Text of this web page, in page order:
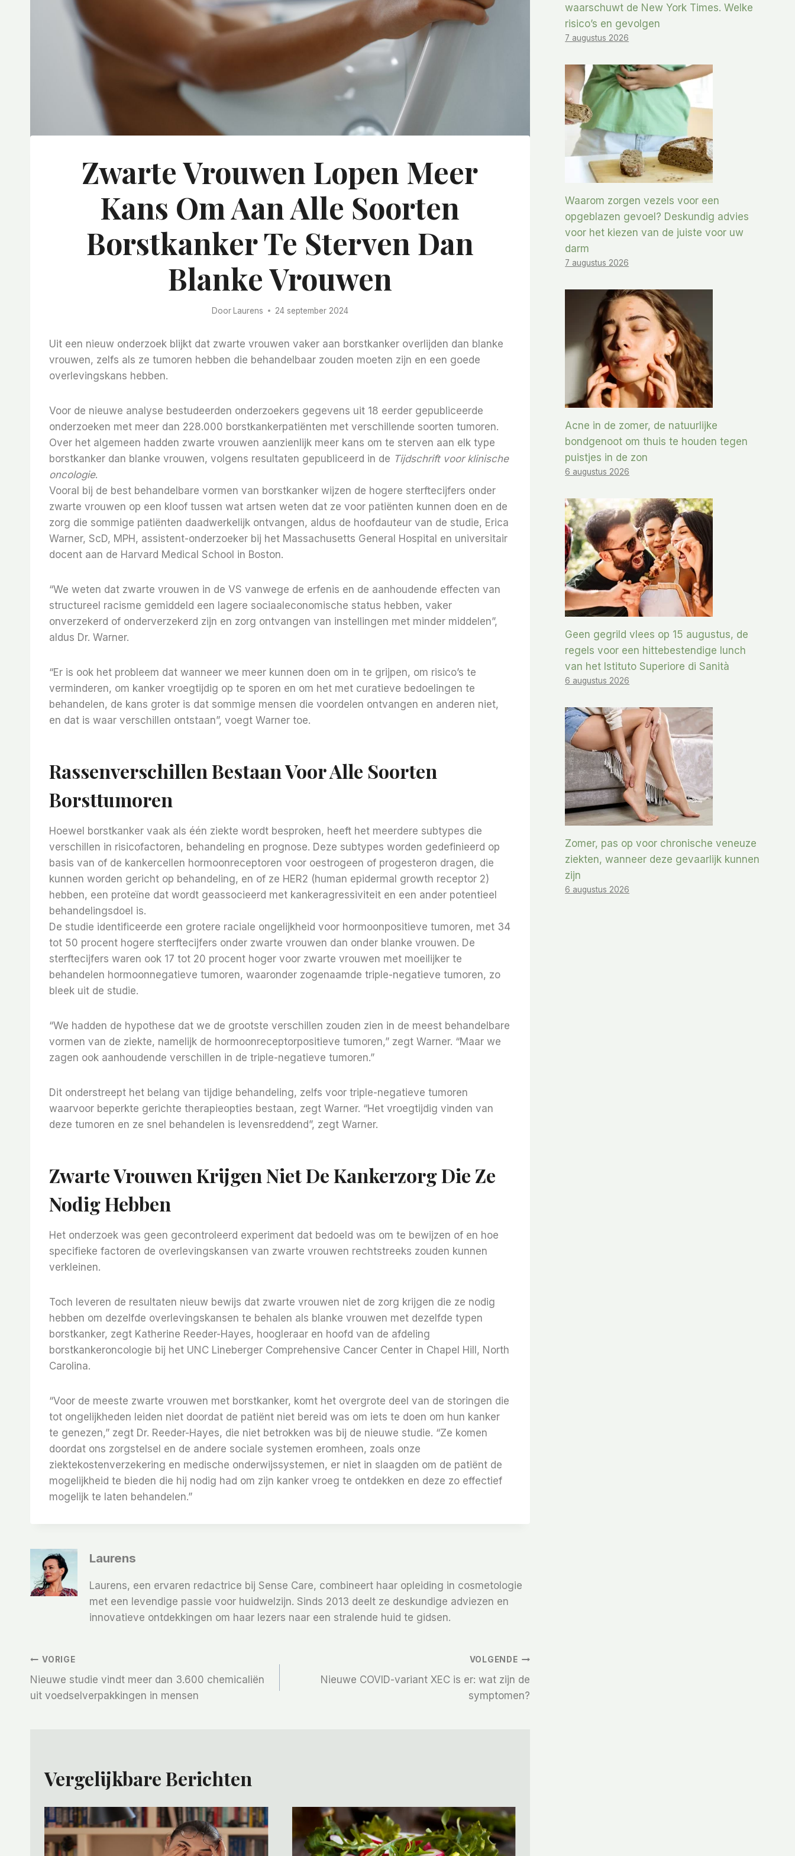
Zwarte Vrouwen Lopen Meer
Kans Om Aan Alle Soorten
Borstkanker Te Sterven Dan
Blanke Vrouwen
Door Laurens 24 september 2024
Uit een nieuw onderzoek blijkt dat zwarte vrouwen vaker aan borstkanker overlijden dan blanke
vrouwen, zelfs als ze tumoren hebben die behandelbaar zouden moeten zijn en een goede
overlevingskans hebben.
Voor de nieuwe analyse bestudeerden onderzoekers gegevens uit 18 eerder gepubliceerde
onderzoeken met meer dan 228.000 borstkankerpatiënten met verschillende soorten tumoren.
Over het algemeen hadden zwarte vrouwen aanzienlijk meer kans om te sterven aan elk type
borstkanker dan blanke vrouwen, volgens resultaten gepubliceerd in de Tijdschrift voor klinische
oncologie.
Vooral bij de best behandelbare vormen van borstkanker wijzen de hogere sterftecijfers onder
zwarte vrouwen op een kloof tussen wat artsen weten dat ze voor patiënten kunnen doen en de
zorg die sommige patiënten daadwerkelijk ontvangen, aldus de hoofdauteur van de studie, Erica
Warner, ScD, MPH, assistent-onderzoeker bij het Massachusetts General Hospital en universitair
docent aan de Harvard Medical School in Boston.
“We weten dat zwarte vrouwen in de VS vanwege de erfenis en de aanhoudende effecten van
structureel racisme gemiddeld een lagere sociaaleconomische status hebben, vaker
onverzekerd of onderverzekerd zijn en zorg ontvangen van instellingen met minder middelen”,
aldus Dr. Warner.
“Er is ook het probleem dat wanneer we meer kunnen doen om in te grijpen, om risico’s te
verminderen, om kanker vroegtijdig op te sporen en om het met curatieve bedoelingen te
behandelen, de kans groter is dat sommige mensen die voordelen ontvangen en anderen niet,
en dat is waar verschillen ontstaan”, voegt Warner toe.
Rassenverschillen Bestaan ​​voor Alle Soorten
Borsttumoren
Hoewel borstkanker vaak als één ziekte wordt besproken, heeft het meerdere subtypes die
verschillen in risicofactoren, behandeling en prognose. Deze subtypes worden gedefinieerd op
basis van of de kankercellen hormoonreceptoren voor oestrogeen of progesteron dragen, die
kunnen worden gericht op behandeling, en of ze HER2 (human epidermal growth receptor 2)
hebben, een proteïne dat wordt geassocieerd met kankeragressiviteit en een ander potentieel
behandelingsdoel is.
De studie identificeerde een grotere raciale ongelijkheid voor hormoonpositieve tumoren, met 34
tot 50 procent hogere sterftecijfers onder zwarte vrouwen dan onder blanke vrouwen. De
sterftecijfers waren ook 17 tot 20 procent hoger voor zwarte vrouwen met moeilijker te
behandelen hormoonnegatieve tumoren, waaronder zogenaamde triple-negatieve tumoren, zo
bleek uit de studie.
“We hadden de hypothese dat we de grootste verschillen zouden zien in de meest behandelbare
vormen van de ziekte, namelijk de hormoonreceptorpositieve tumoren,” zegt Warner. “Maar we
zagen ook aanhoudende verschillen in de triple-negatieve tumoren.”
Dit onderstreept het belang van tijdige behandeling, zelfs voor triple-negatieve tumoren
waarvoor beperkte gerichte therapieopties bestaan, zegt Warner. “Het vroegtijdig vinden van
deze tumoren en ze snel behandelen is levensreddend”, zegt Warner.
Zwarte Vrouwen Krijgen Niet De Kankerzorg Die Ze
Nodig Hebben
Het onderzoek was geen gecontroleerd experiment dat bedoeld was om te bewijzen of en hoe
specifieke factoren de overlevingskansen van zwarte vrouwen rechtstreeks zouden kunnen
verkleinen.
Toch leveren de resultaten nieuw bewijs dat zwarte vrouwen niet de zorg krijgen die ze nodig
hebben om dezelfde overlevingskansen te behalen als blanke vrouwen met dezelfde typen
borstkanker, zegt Katherine Reeder-Hayes, hoogleraar en hoofd van de afdeling
borstkankeroncologie bij het UNC Lineberger Comprehensive Cancer Center in Chapel Hill, North
Carolina.
“Voor de meeste zwarte vrouwen met borstkanker, komt het overgrote deel van de storingen die
tot ongelijkheden leiden niet doordat de patiënt niet bereid was om iets te doen om hun kanker
te genezen,” zegt Dr. Reeder-Hayes, die niet betrokken was bij de nieuwe studie. “Ze komen
doordat ons zorgstelsel en de andere sociale systemen eromheen, zoals onze
ziektekostenverzekering en medische onderwijssystemen, er niet in slaagden om de patiënt de
mogelijkheid te bieden die hij nodig had om zijn kanker vroeg te ontdekken en deze zo effectief
mogelijk te laten behandelen.”
Laurens
Laurens, een ervaren redactrice bij Sense Care, combineert haar opleiding in cosmetologie
met een levendige passie voor huidwelzijn. Sinds 2013 deelt ze deskundige adviezen en
innovatieve ontdekkingen om haar lezers naar een stralende huid te gidsen.
Bericht
Navigatie
VORIGE
Nieuwe studie vindt meer dan 3.600 chemicaliën
uit voedselverpakkingen in mensen
VOLGENDE
Nieuwe COVID-variant XEC is er: wat zijn de
symptomen?
Vergelijkbare Berichten
waarschuwt de New York Times. Welke
risico’s en gevolgen
7 augustus 2026
Waarom zorgen vezels voor een
opgeblazen gevoel? Deskundig advies
voor het kiezen van de juiste voor uw
darm
7 augustus 2026
Acne in de zomer, de natuurlijke
bondgenoot om thuis te houden tegen
puistjes in de zon
6 augustus 2026
Geen gegrild vlees op 15 augustus, de
regels voor een hittebestendige lunch
van het Istituto Superiore di Sanità
6 augustus 2026
Zomer, pas op voor chronische veneuze
ziekten, wanneer deze gevaarlijk kunnen
zijn
6 augustus 2026